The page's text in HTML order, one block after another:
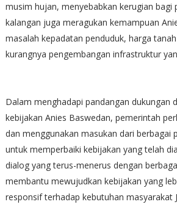
musim hujan, menyebabkan kerugian bagi
kalangan juga meragukan kemampuan
masalah kepadatan penduduk, harga
kurangnya pengembangan infrastruktur
Dalam menghadapi pandangan dukungan
kebijakan Anies Baswedan, pemerintah
dan menggunakan masukan dari berbagai
untuk memperbaiki kebijakan yang telah
dialog yang terus-menerus dengan
membantu mewujudkan kebijakan yang
responsif terhadap kebutuhan masyarakat